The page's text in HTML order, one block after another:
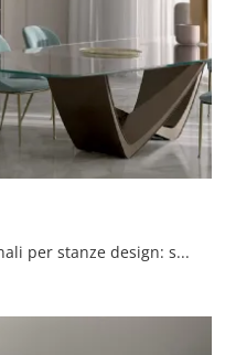
Librerie componibili iper funzionali per stanze design: scopri di più sul modello Atena dell'azienda Bontempi!